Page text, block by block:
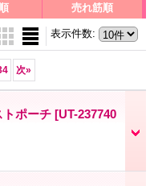
売れ筋順
表示件数:
次»
トポーチ [UT-237740